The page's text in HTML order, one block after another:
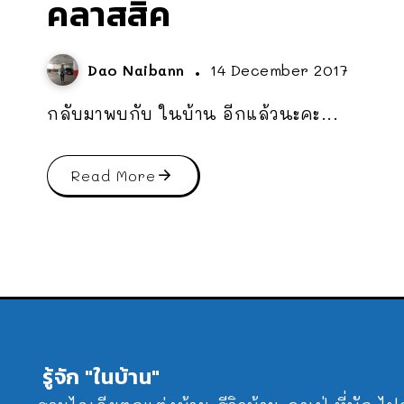
คลาสสิค
Dao Naibann 14 December 2017
กลับมาพบกับ ในบ้าน อีกแล้วนะคะ...
Read More
รู้จัก "ในบ้าน"